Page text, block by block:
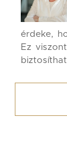
érdeke,
Ez